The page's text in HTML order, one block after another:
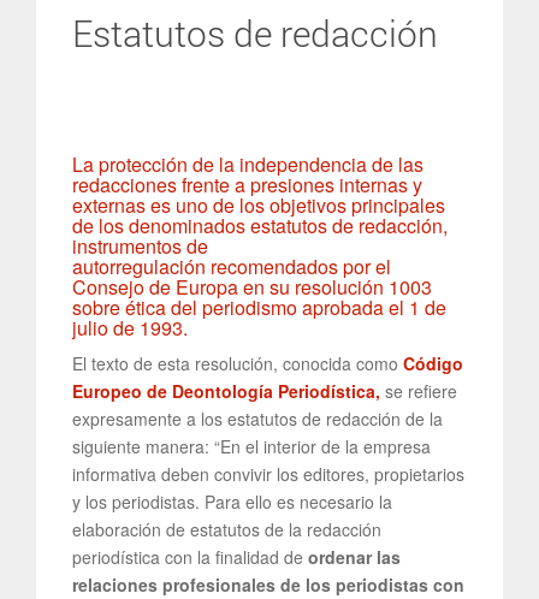
Estatutos de redacción
La protección de la independencia de las
redacciones frente a presiones internas y
externas es uno de los objetivos principales
de los denominados estatutos de redacción,
instrumentos de
autorregulación recomendados por el
Consejo de Europa en su resolución 1003
sobre ética del periodismo aprobada el 1 de
julio de 1993.
El texto de esta resolución, conocida como Código
Europeo de Deontología Periodística, se refiere
expresamente a los estatutos de redacción de la
siguiente manera: “En el interior de la empresa
informativa deben convivir los editores, propietarios
y los periodistas. Para ello es necesario la
elaboración de estatutos de la redacción
periodística con la finalidad de ordenar las
relaciones profesionales de los periodistas con